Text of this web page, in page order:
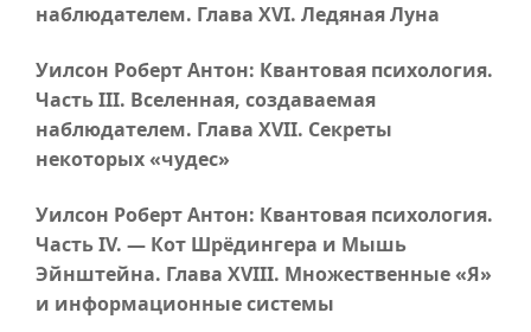
наблюдателем. Глава XVI. Ледяная Луна
Уилсон Роберт Антон: Квантовая психология.
Часть III. Вселенная, создаваемая
наблюдателем. Глава XVII. Секреты
некоторых «чудес»
Уилсон Роберт Антон: Квантовая психология.
Часть IV. — Кот Шрёдингера и Мышь
Эйнштейна. Глава XVIII. Множественные «Я»
и информационные системы